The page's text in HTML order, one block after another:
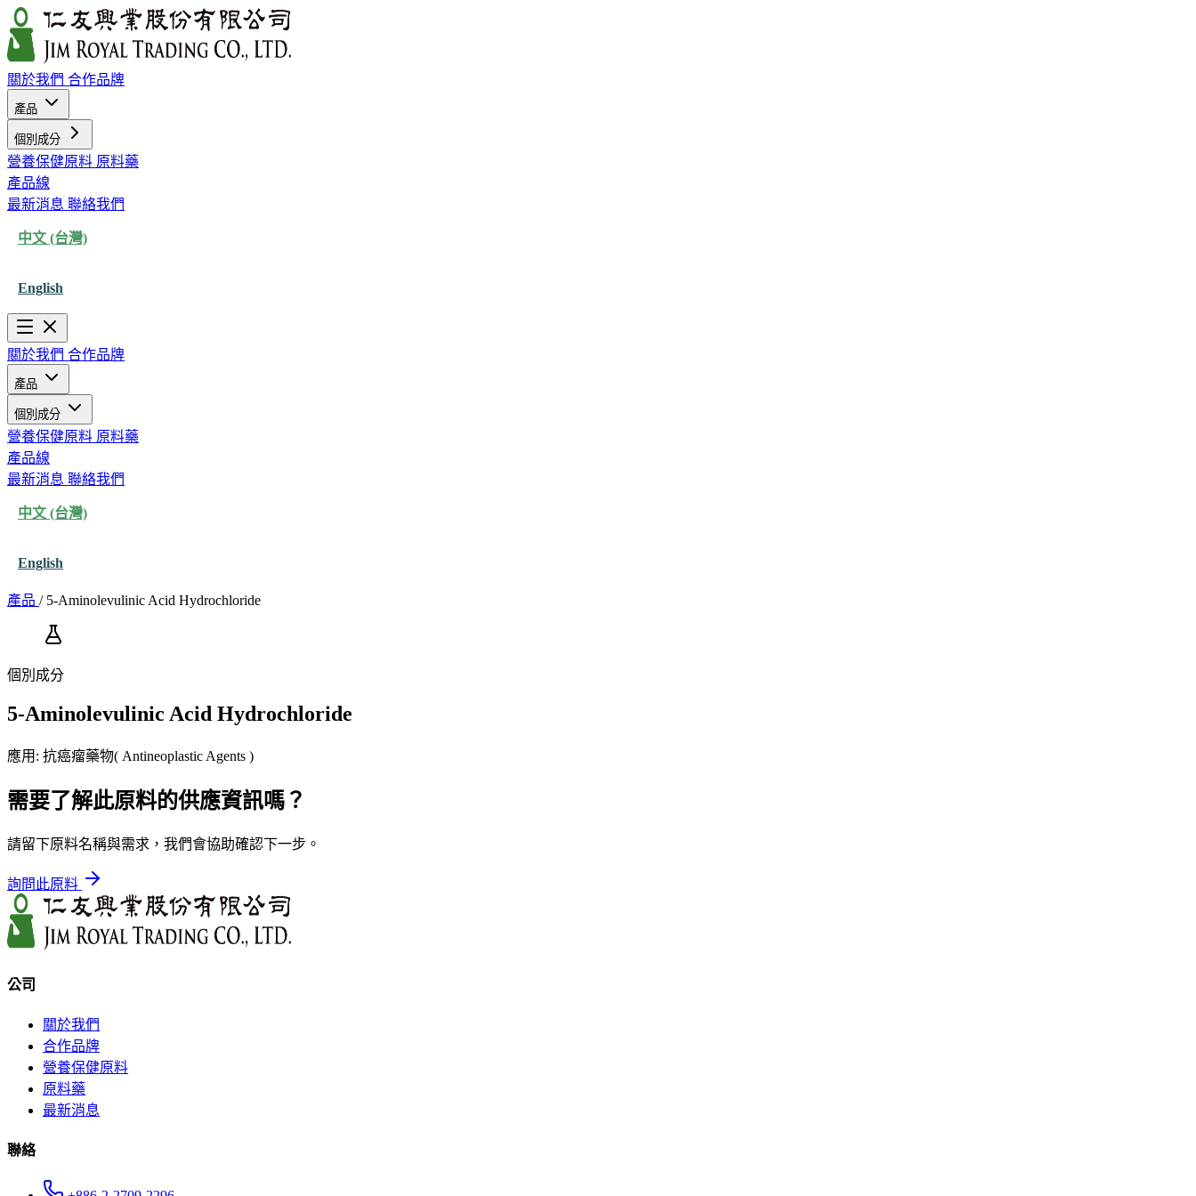
關於我們 合作品牌
產品
個別成分
營養保健原料 原料藥
產品線
最新消息 聯絡我們
中文 (台灣)
English
關於我們 合作品牌
產品
個別成分
營養保健原料 原料藥
產品線
最新消息 聯絡我們
中文 (台灣)
English
產品 / 5-Aminolevulinic Acid Hydrochloride
個別成分
5-Aminolevulinic Acid Hydrochloride
應用: 抗癌瘤藥物( Antineoplastic Agents )
需要了解此原料的供應資訊嗎？
請留下原料名稱與需求，我們會協助確認下一步。
詢問此原料
公司
關於我們
合作品牌
營養保健原料
原料藥
最新消息
聯絡